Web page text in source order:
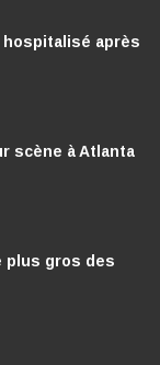
hospitalisé après
scène à Atlanta
plus gros des